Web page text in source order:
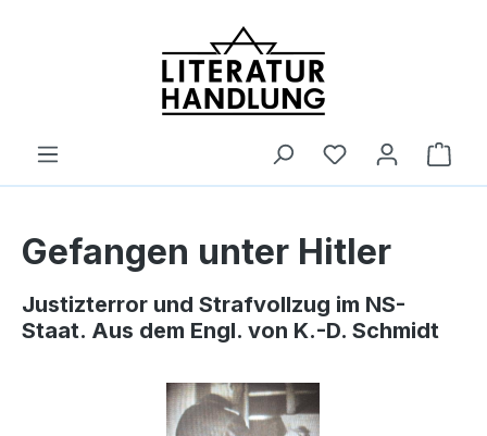
Gefangen unter Hitler
Justizterror und Strafvollzug im NS-
Staat. Aus dem Engl. von K.-D. Schmidt
Bildergalerie überspringen